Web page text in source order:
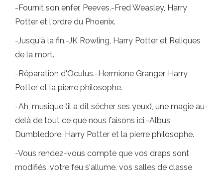
-Fournit son enfer, Peeves.-Fred Weasley, Harry
Potter et l'ordre du Phoenix.
-Jusqu'à la fin.-JK Rowling, Harry Potter et Reliques
de la mort.
-Réparation d'Oculus.-Hermione Granger, Harry
Potter et la pierre philosophe.
-Ah, musique (il a dit sécher ses yeux), une magie au-
delà de tout ce que nous faisons ici.-Albus
Dumbledore, Harry Potter et la pierre philosophe.
-Vous rendez-vous compte que vos draps sont
modifiés, votre feu s'allume, vos salles de classe